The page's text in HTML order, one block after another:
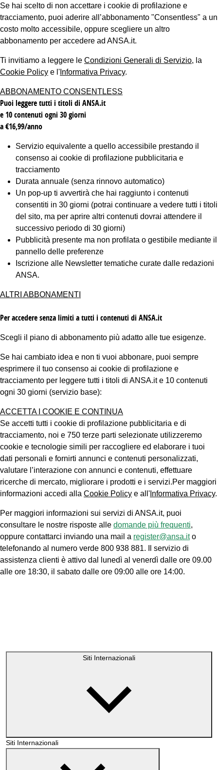
Se hai scelto di non accettare i cookie di profilazione e
tracciamento, puoi aderire all’abbonamento "Consentless" a un
costo molto accessibile, oppure scegliere un altro
abbonamento per accedere ad ANSA.it.
Ti invitiamo a leggere le Condizioni Generali di Servizio, la
Cookie Policy e l' Informativa Privacy.
ABBONAMENTO CONSENTLESS
Puoi leggere tutti i titoli di ANSA.it
e 10 contenuti ogni 30 giorni
a €16,99/anno
Servizio equivalente a quello accessibile prestando il
consenso ai cookie di profilazione pubblicitaria e
tracciamento
Durata annuale (senza rinnovo automatico)
Un pop-up ti avvertirà che hai raggiunto i contenuti
consentiti in 30 giorni (potrai continuare a vedere tutti i titoli
del sito, ma per aprire altri contenuti dovrai attendere il
successivo periodo di 30 giorni)
Pubblicità presente ma non profilata o gestibile mediante il
pannello delle preferenze
Iscrizione alle Newsletter tematiche curate dalle redazioni
ANSA.
ALTRI ABBONAMENTI
Per accedere senza limiti a tutti i contenuti di ANSA.it
Scegli il piano di abbonamento più adatto alle tue esigenze.
Se hai cambiato idea e non ti vuoi abbonare, puoi sempre
esprimere il tuo consenso ai cookie di profilazione e
tracciamento per leggere tutti i titoli di ANSA.it e 10 contenuti
ogni 30 giorni (servizio base):
ACCETTA I COOKIE E CONTINUA
Se accetti tutti i cookie di profilazione pubblicitaria e di
tracciamento, noi e 750 terze parti selezionate utilizzeremo
cookie e tecnologie simili per raccogliere ed elaborare i tuoi
dati personali e fornirti annunci e contenuti personalizzati,
valutare l’interazione con annunci e contenuti, effettuare
ricerche di mercato, migliorare i prodotti e i servizi.Per maggiori
informazioni accedi alla Cookie Policy e all' Informativa Privacy.
Per maggiori informazioni sui servizi di ANSA.it, puoi
consultare le nostre risposte alle domande più frequenti,
oppure contattarci inviando una mail a register@ansa.ito
telefonando al numero verde 800 938 881. Il servizio di
assistenza clienti è attivo dal lunedì al venerdì dalle ore 09.00
alle ore 18:30, il sabato dalle ore 09:00 alle ore 14:00.
Siti Internazionali
Siti Internazionali